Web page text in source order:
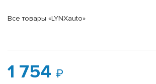
Все товары «LYNXauto»
1 754